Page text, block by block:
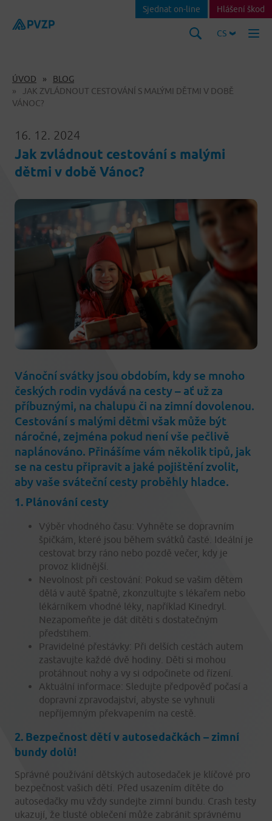
CS
Sjednat on-line Hlášení škod
ÚVOD
BLOG
JAK ZVLÁDNOUT CESTOVÁNÍ S MALÝMI DĚTMI V DOBĚ
VÁNOC?
16. 12. 2024
Jak zvládnout cestování s malými
dětmi v době Vánoc?
Vánoční svátky jsou obdobím, kdy se mnoho
českých rodin vydává na cesty – ať už za
příbuznými, na chalupu či na zimní dovolenou.
Cestování s malými dětmi však může být
náročné, zejména pokud není vše pečlivě
naplánováno. Přinášíme vám několik tipů, jak
se na cestu připravit a jaké pojištění zvolit,
aby vaše sváteční cesty proběhly hladce.
1. Plánování cesty
Výběr vhodného času: Vyhněte se dopravním
špičkám, které jsou během svátků časté. Ideální je
cestovat brzy ráno nebo pozdě večer, kdy je
provoz klidnější.
Nevolnost při cestování: Pokud se vašim dětem
dělá v autě špatně, zkonzultujte s lékařem nebo
lékárníkem vhodné léky, například Kinedryl.
Nezapomeňte je dát dítěti s dostatečným
předstihem.
Pravidelné přestávky: Při delších cestách autem
zastavujte každé dvě hodiny. Děti si mohou
protáhnout nohy a vy si odpočinete od řízení.
Aktuální informace: Sledujte předpověď počasí a
dopravní zpravodajství, abyste se vyhnuli
nepříjemným překvapením na cestě.
2. Bezpečnost dětí v autosedačkách – zimní
bundy dolů!
Správné používání dětských autosedaček je klíčové pro
bezpečnost vašich dětí. Před usazením dítěte do
autosedačky mu vždy sundejte zimní bundu. Crash testy
ukazují, že tlusté oblečení může zabránit správnému